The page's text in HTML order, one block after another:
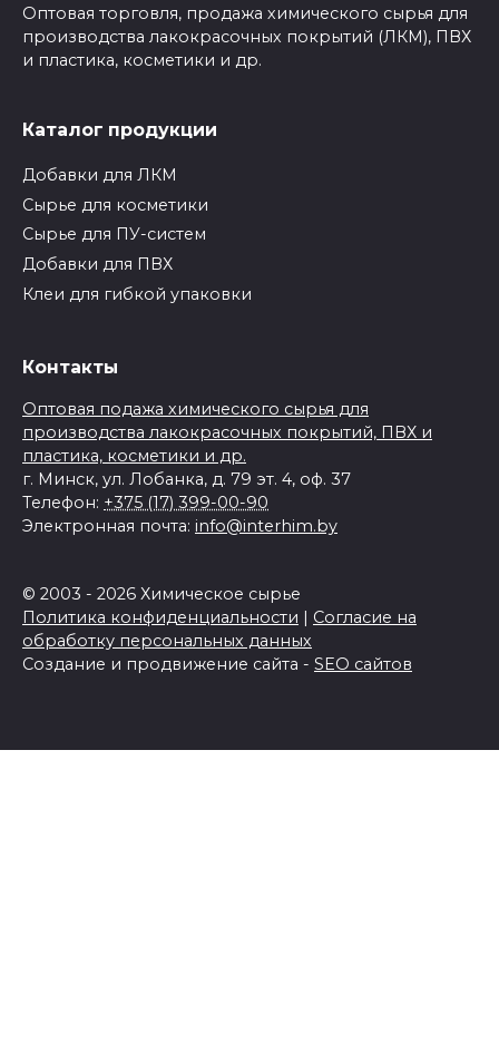
Оптовая торговля, продажа химического сырья для
производства лакокрасочных покрытий (ЛКМ), ПВХ
и пластика, косметики и др.
Каталог продукции
Добавки для ЛКМ
Сырье для косметики
Сырье для ПУ-систем
Добавки для ПВХ
Клеи для гибкой упаковки
Контакты
Оптовая подажа химического сырья для
производства лакокрасочных покрытий, ПВХ и
пластика, косметики и др.
г. Минск, ул. Лобанка, д. 79 эт. 4, оф. 37
Телефон: +375 (17) 399-00-90
Электронная почта: info@interhim.by
© 2003 - 2026 Химическое сырье
Политика конфиденциальности | Согласие на
обработку персональных данных
Создание и продвижение сайта - SEO сайтов